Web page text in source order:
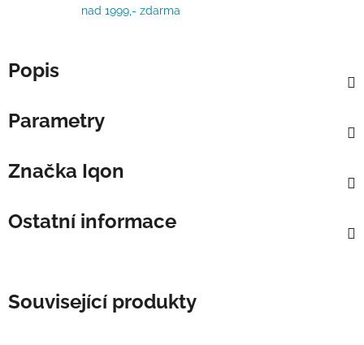
nad 1999,- zdarma
Popis
Parametry
Značka Iqon
Ostatní informace
Související produkty